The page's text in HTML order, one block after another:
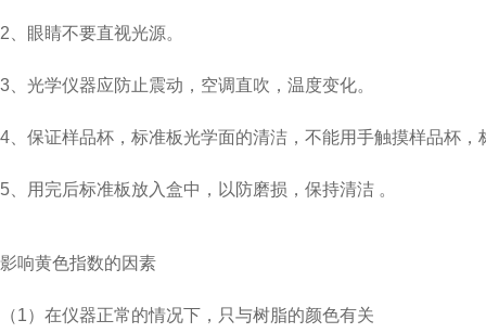
2、眼睛不要直视光源。
3、光学仪器应防止震动，空调直吹，温度变化。
4、保证样品杯，标准板光学面的清洁，不能用手触摸样品杯，
5、用完后标准板放入盒中，以防磨损，保持清洁 。
影响黄色指数的因素
（1）在仪器正常的情况下，只与树脂的颜色有关